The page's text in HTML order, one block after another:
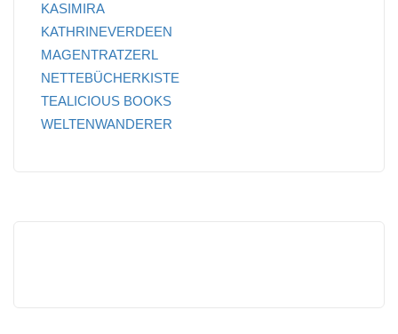
KASIMIRA
KATHRINEVERDEEN
MAGENTRATZERL
NETTEBÜCHERKISTE
TEALICIOUS BOOKS
WELTENWANDERER